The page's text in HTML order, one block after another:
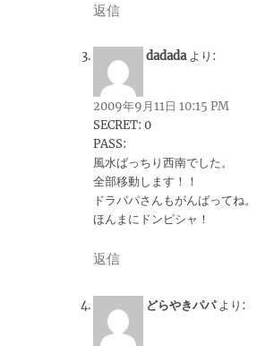
返信
dadada より:
2009年9月11日 10:15 PM
SECRET: 0
PASS:
風水ばっちり西南でした。
全部移動します！！
ドラパパさんもがんばってね。
ほんまにドンピシャ！
返信
どらやきパパ より: